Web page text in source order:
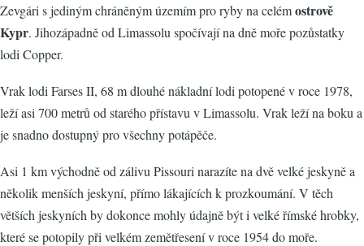
Zevgári s jediným chráněným územím pro ryby na celémostrově
Kypr. Jihozápadně od Limassolu spočívají na dně moře pozůstatky
lodi Copper.
Vrak lodi Farses II, 68 m dlouhé nákladní lodi potopené v roce 1978,
leží asi 700 metrů od starého přístavu v Limassolu. Vrak leží na boku a
je snadno dostupný pro všechny potápěče.
Asi 1 km východně od zálivu Pissouri narazíte na dvě velké jeskyně a
několik menších jeskyní, přímo lákajících k prozkoumání. V těch
větších jeskyních by dokonce mohly údajně být i velké římské hrobky,
které se potopily při velkém zemětřesení v roce 1954 do moře.